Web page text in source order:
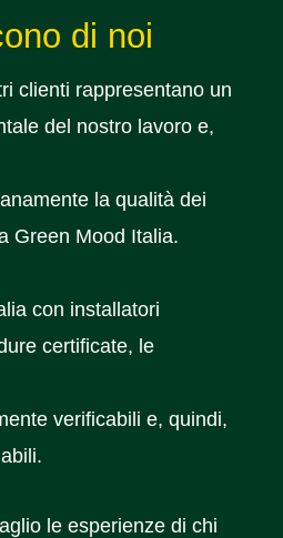
di noi
clienti rappresentano un
del nostro lavoro e,
la qualità dei
Green Mood Italia.
con installatori
certificate, le
verificabili e, quindi,
le esperienze di chi